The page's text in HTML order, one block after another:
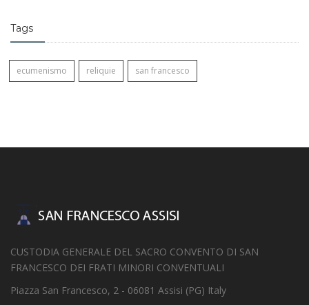
Tags
ecumenismo reliquie san francesco
CUSTODIA GENERALE DEL SACRO CONVENTO DI SAN
FRANCESCO DEI FRATI MINORI CONVENTUALI
Piazza San Francesco, 2 - 06081 Assisi (PG) Italy